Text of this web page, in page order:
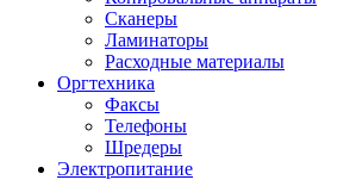
Сканеры
Ламинаторы
Расходные материалы
Оргтехника
Факсы
Телефоны
Шредеры
Электропитание